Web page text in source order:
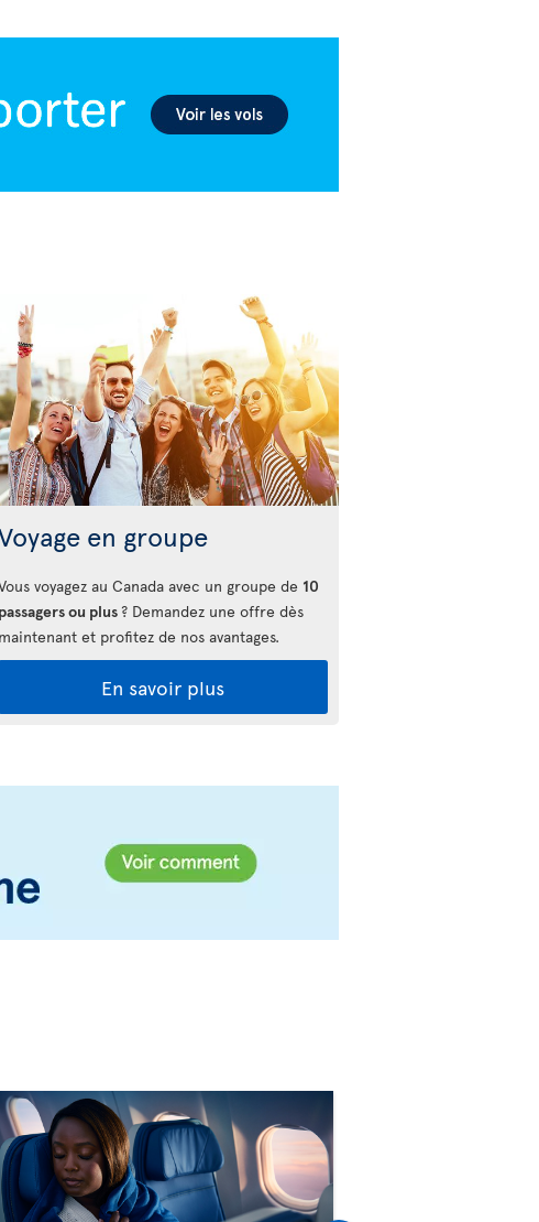
en groupe
voyagez au Canada avec un groupe de 10
passagers ou plus ? Demandez une offre dès
maintenant et profitez de nos avantages.
En savoir plus